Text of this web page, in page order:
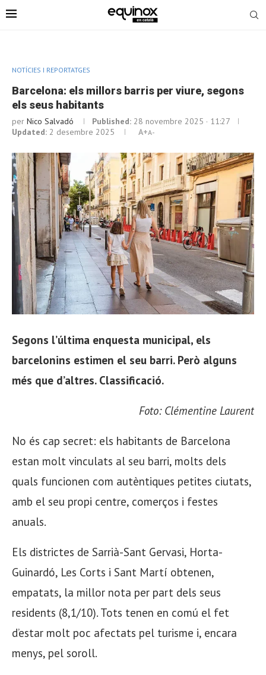
NOTÍCIES I REPORTATGES
Barcelona: els millors barris per viure, segons
els seus habitants
per Nico Salvadó Published: 28 novembre 2025 · 11:27
Updated: 2 desembre 2025 A+A-
Segons l’última enquesta municipal, els
barcelonins estimen el seu barri. Però alguns
més que d’altres. Classificació.
Foto: Clémentine Laurent
No és cap secret: els habitants de Barcelona
estan molt vinculats al seu barri, molts dels
quals funcionen com autèntiques petites ciutats,
amb el seu propi centre, comerços i festes
anuals.
Els districtes de Sarrià-Sant Gervasi, Horta-
Guinardó, Les Corts i Sant Martí obtenen,
empatats, la millor nota per part dels seus
residents (8,1/10). Tots tenen en comú el fet
d’estar molt poc afectats pel turisme i, encara
menys, pel soroll.